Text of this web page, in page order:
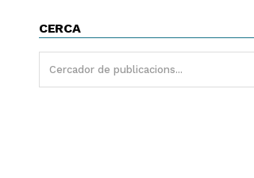
CERCA